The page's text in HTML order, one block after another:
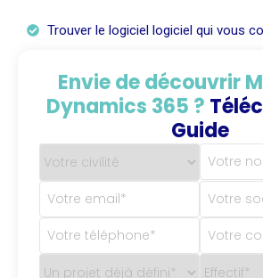
Trouver le logiciel logiciel qui vous
Envie de découvrir
Dynamics 365 ?
Guide